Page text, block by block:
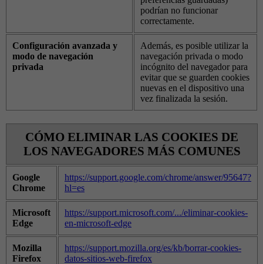
podrían no funcionar
correctamente.
Configuración avanzada y
modo de navegación
privada
Además, es posible utilizar la
navegación privada o modo
incógnito del navegador para
evitar que se guarden cookies
nuevas en el dispositivo una
vez finalizada la sesión.
CÓMO ELIMINAR LAS COOKIES DE
LOS NAVEGADORES MÁS COMUNES
Google
Chrome
https://support.google.com/chrome/answer/95647?
hl=es
Microsoft
Edge
https://support.microsoft.com/.../eliminar-cookies-
en-microsoft-edge
Mozilla
Firefox
https://support.mozilla.org/es/kb/borrar-cookies-
datos-sitios-web-firefox